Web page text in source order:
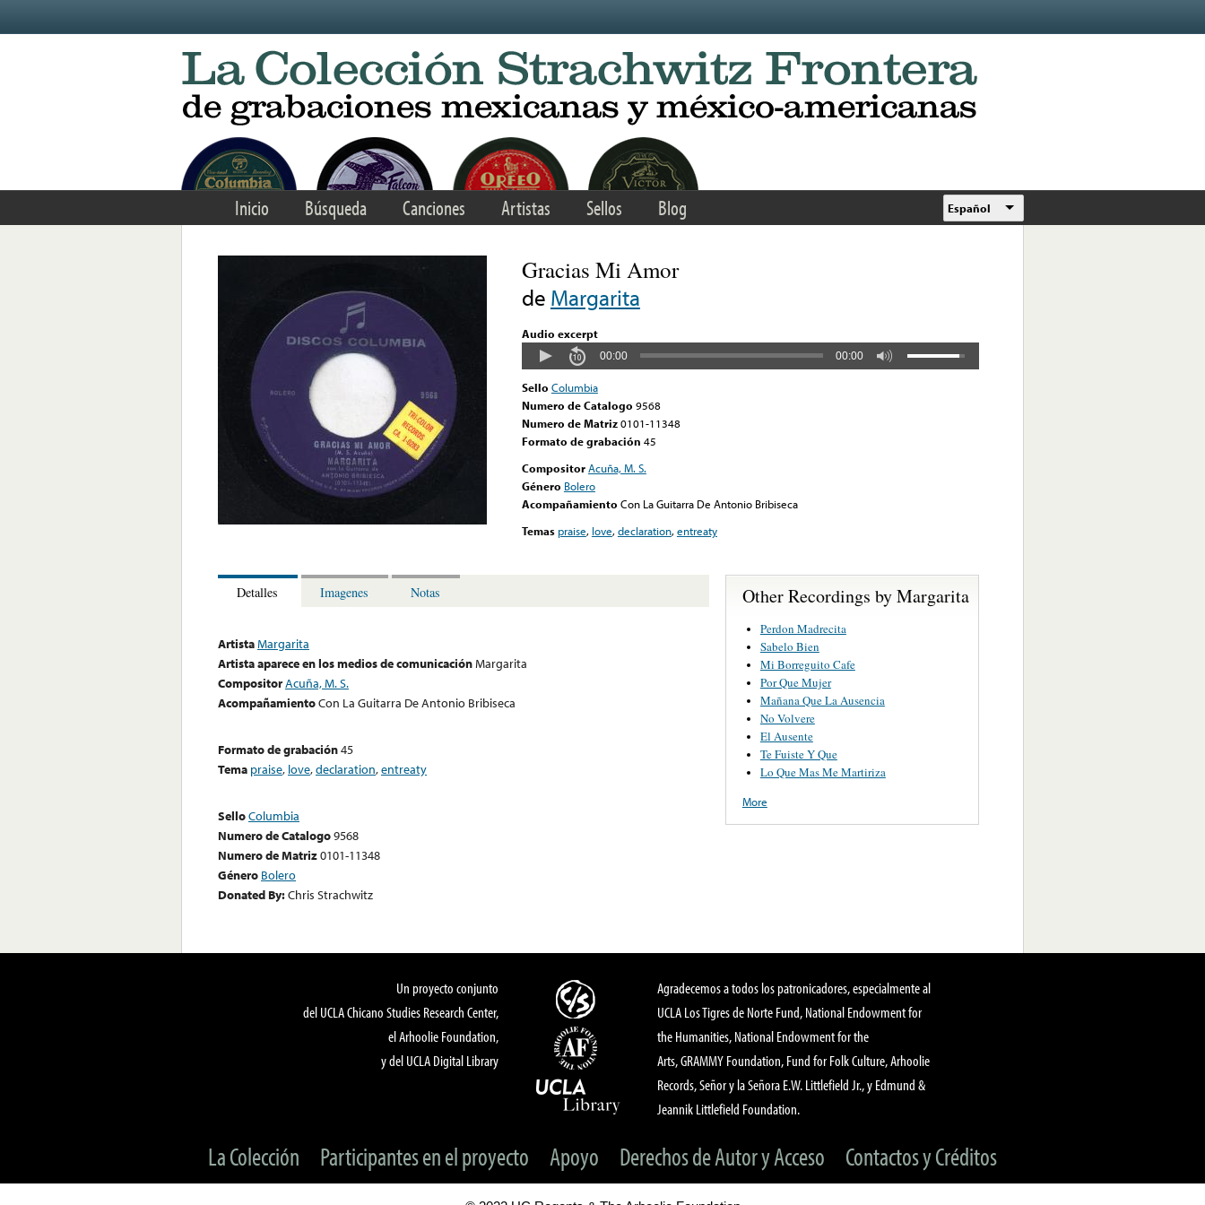
Inicio Búsqueda Canciones Artistas Sellos Blog Español
Gracias Mi Amor
de Margarita
Audio excerpt
00:00 00:00
Sello Columbia
Numero de Catalogo 9568
Numero de Matriz0101-11348
Formato de grabación 45
CompositorAcuña, M. S.
Género Bolero
Acompañamiento Con La Guitarra De Antonio Bribiseca
Temas praise, love,declaration,entreaty
Detalles Imagenes Notas
ArtistaMargarita
Artista aparece en los medios de comunicaciónMargarita
CompositorAcuña, M. S.
AcompañamientoCon La Guitarra De Antonio Bribiseca
Formato de grabación45
Tema praise, love,declaration,entreaty
SelloColumbia
Numero de Catalogo9568
Numero de Matriz0101-11348
Género Bolero
Donated By:Chris Strachwitz
Other Recordings by Margarita
Perdon Madrecita
Sabelo Bien
Mi Borreguito Cafe
Por Que Mujer
Mañana Que La Ausencia
No Volvere
El Ausente
Te Fuiste Y Que
Lo Que Mas Me Martiriza
More
Un proyecto conjunto
del UCLA Chicano Studies Research Center,
el Arhoolie Foundation,
y del UCLA Digital Library
Agradecemos a todos los patronicadores, especialmente al
UCLA Los Tigres de Norte Fund, National Endowment for
the Humanities, National Endowment for the
Arts, GRAMMY Foundation, Fund for Folk Culture, Arhoolie
Records, Señor y la Señora E.W. Littlefield Jr., y Edmund &
Jeannik Littlefield Foundation.
La Colección Participantes en el proyecto Apoyo Derechos de Autor y Acceso Contactos y Créditos